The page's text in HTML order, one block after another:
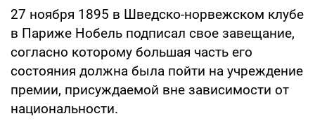
27 ноября 1895 в Шведско-норвежском клубе
в Париже Нобель подписал свое завещание,
согласно которому большая часть его
состояния должна была пойти на учреждение
премии, присуждаемой вне зависимости от
национальности.